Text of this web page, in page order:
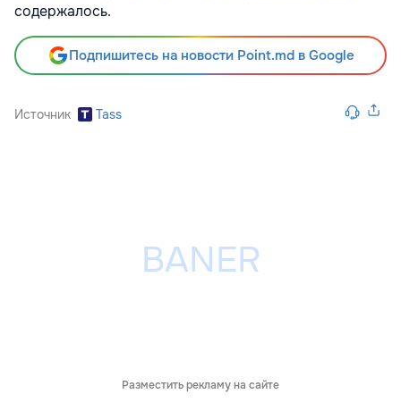
содержалось.
Подпишитесь на новости Point.md в Google
Источник Tass
Разместить рекламу на сайте